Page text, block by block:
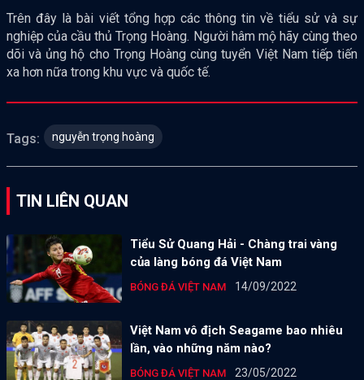
Trên đây là bài viết tổng hợp các thông tin về tiểu sử và sự
nghiệp của cầu thủ Trọng Hoàng. Người hâm mộ hãy cùng theo
dõi và ủng hộ cho Trọng Hoàng cùng tuyển Việt Nam tiếp tiến
xa hơn nữa trong khu vực và quốc tế.
Tags: nguyễn trọng hoàng
TIN LIÊN QUAN
Tiểu Sử Quang Hải - Chàng trai vàng
của làng bóng đá Việt Nam
BÓNG ĐÁ VIỆT NAM 14/09/2022
Việt Nam vô địch Seagame bao nhiêu
lần, vào những năm nào?
BÓNG ĐÁ VIỆT NAM 23/05/2022